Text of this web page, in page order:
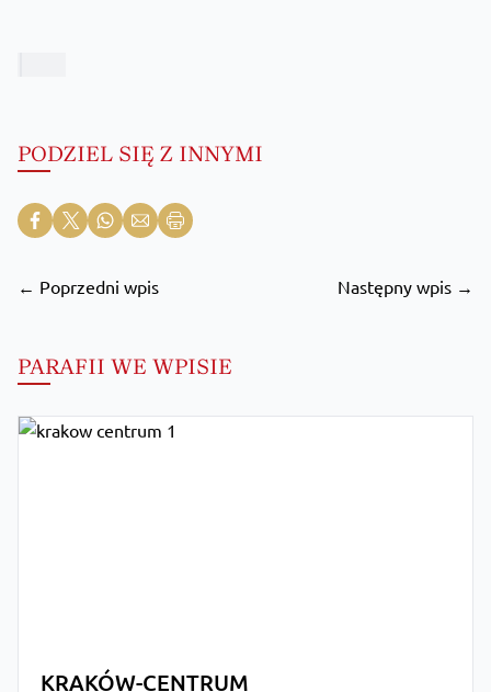
PODZIEL SIĘ Z INNYMI
← Poprzedni wpis Następny wpis →
PARAFII WE WPISIE
KRAKÓW-CENTRUM